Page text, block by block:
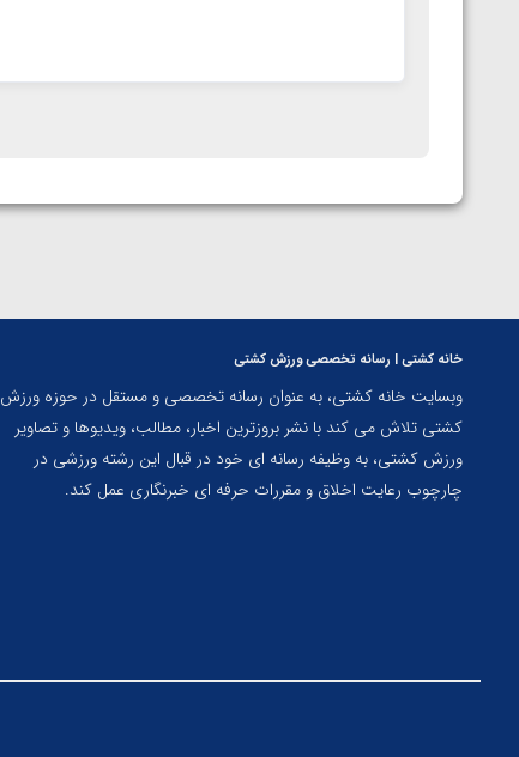
خانه کشتی | رسانه تخصصی ورزش کشتی
وبسایت خانه کشتی، به عنوان رسانه تخصصی و مستقل در حوزه ورزش
کشتی تلاش می کند با نشر بروزترین اخبار، مطالب، ویدیوها و تصاویر
ورزش کشتی، به وظیفه رسانه ای خود در قبال این رشته ورزشی در
چارچوب رعایت اخلاق و مقررات حرفه ای خبرنگاری عمل کند.